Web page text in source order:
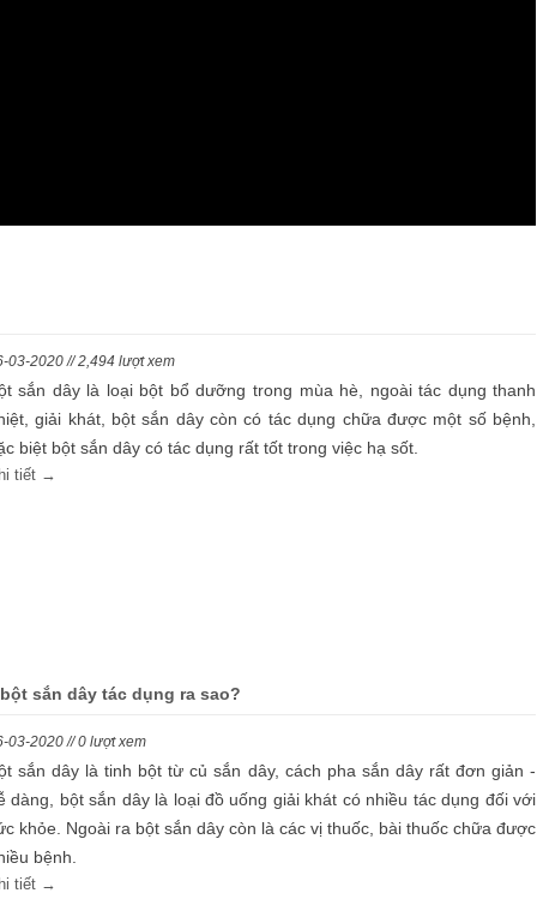
03-2020 // 2,494 lượt xem
sắn dây là loại bột bổ dưỡng trong mùa hè, ngoài tác dụng thanh
giải khát, bột sắn dây còn có tác dụng chữa được một số bệnh,
biệt bột sắn dây có tác dụng rất tốt trong việc hạ sốt.
tiết →
sắn dây tác dụng ra sao?
03-2020 // 0 lượt xem
sắn dây là tinh bột từ củ sắn dây, cách pha sắn dây rất đơn giản -
dàng, bột sắn dây là loại đồ uống giải khát có nhiều tác dụng đối với
khỏe. Ngoài ra bột sắn dây còn là các vị thuốc, bài thuốc chữa được
bệnh.
tiết →